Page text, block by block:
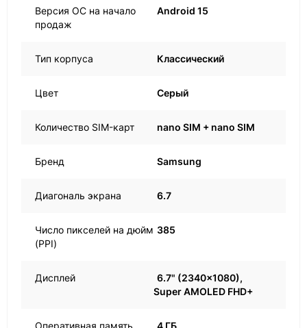
Версия ОС на начало
продаж
Android 15
Тип корпуса Классический
Цвет Серый
Количество SIM-карт nano SIM + nano SIM
Бренд Samsung
Диагональ экрана 6.7
Число пикселей на дюйм
(PPI)
385
Дисплей
6.7" (2340×1080),
Super AMOLED FHD+